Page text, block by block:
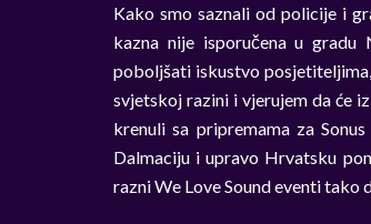
Kako smo saznali od policije i
kazna nije isporučena u
poboljšati iskustvo
svjetskoj razini i vjerujem da će
krenuli sa pripremama za
Dalmaciju i upravo Hrvatsku
razni We Love Sound eventi tako